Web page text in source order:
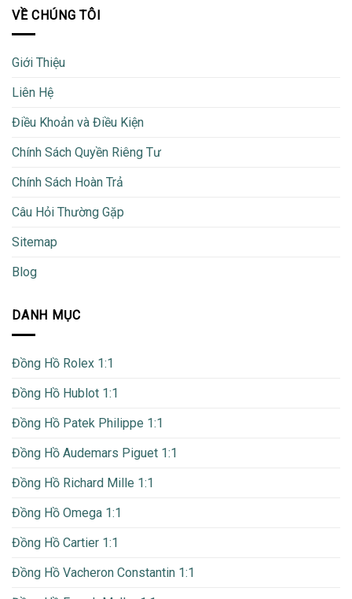
VỀ CHÚNG TÔI
Giới Thiệu
Liên Hệ
Điều Khoản và Điều Kiện
Chính Sách Quyền Riêng Tư
Chính Sách Hoàn Trả
Câu Hỏi Thường Gặp
Sitemap
Blog
DANH MỤC
Đồng Hồ Rolex 1:1
Đồng Hồ Hublot 1:1
Đồng Hồ Patek Philippe 1:1
Đồng Hồ Audemars Piguet 1:1
Đồng Hồ Richard Mille 1:1
Đồng Hồ Omega 1:1
Đồng Hồ Cartier 1:1
Đồng Hồ Vacheron Constantin 1:1